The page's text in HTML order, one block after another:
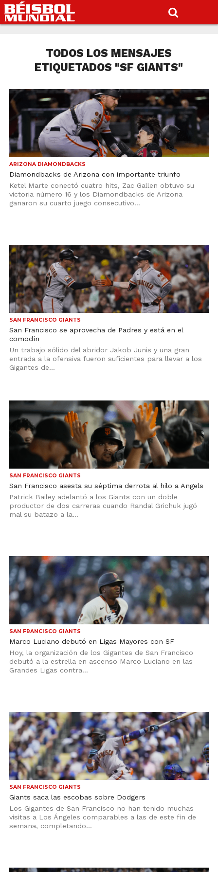
TODOS LOS MENSAJES
ETIQUETADOS "SF GIANTS"
ARIZONA DIAMONDBACKS
Diamondbacks de Arizona con importante triunfo
Ketel Marte conectó cuatro hits, Zac Gallen obtuvo su
victoria número 16 y los Diamondbacks de Arizona
ganaron su cuarto juego consecutivo...
SAN FRANCISCO GIANTS
San Francisco se aprovecha de Padres y está en el
comodín
Un trabajo sólido del abridor Jakob Junis y una gran
entrada a la ofensiva fueron suficientes para llevar a los
Gigantes de...
SAN FRANCISCO GIANTS
San Francisco asesta su séptima derrota al hilo a Angels
Patrick Bailey adelantó a los Giants con un doble
productor de dos carreras cuando Randal Grichuk jugó
mal su batazo a la...
SAN FRANCISCO GIANTS
Marco Luciano debutó en Ligas Mayores con SF
Hoy, la organización de los Gigantes de San Francisco
debutó a la estrella en ascenso Marco Luciano en las
Grandes Ligas contra...
SAN FRANCISCO GIANTS
Giants saca las escobas sobre Dodgers
Los Gigantes de San Francisco no han tenido muchas
visitas a Los Ángeles comparables a las de este fin de
semana, completando...